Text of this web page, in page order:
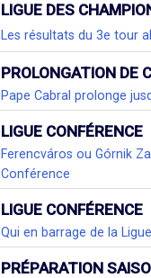
LIGUE DES
Les résultats du 3e tour
PROLONGATION DE
Pape Cabral prolonge
LIGUE CONFÉRENCE
Ferencváros ou Górnik
Conférence
LIGUE CONFÉRENCE
Qui en barrage de la
PRÉPARATION